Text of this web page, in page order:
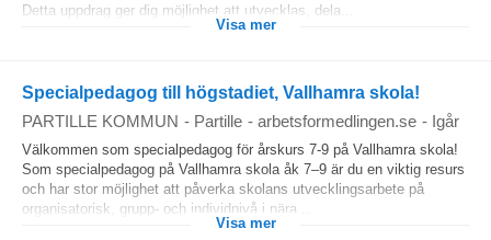
Detta uppdrag ger dig möjlighet att utvecklas, dela...
Visa mer
Specialpedagog till högstadiet, Vallhamra skola!
PARTILLE KOMMUN - Partille - arbetsformedlingen.se - Igår
Välkommen som specialpedagog för årskurs 7-9 på Vallhamra skola!
Som specialpedagog på Vallhamra skola åk 7–9 är du en viktig resurs
och har stor möjlighet att påverka skolans utvecklingsarbete på
organisatorisk, grupp- och individnivå i nära...
Visa mer